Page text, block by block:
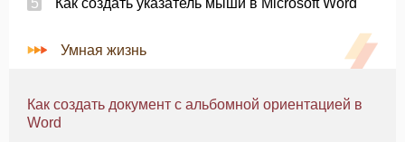
Умная жизнь
Как создать документ с альбомной ориентацией в
Word